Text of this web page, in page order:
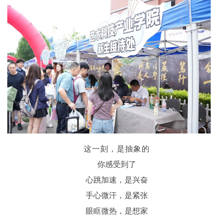
这一刻，是抽象的
你感受到了
心跳加速，是兴奋
手心微汗，是紧张
眼眶微热，是想家